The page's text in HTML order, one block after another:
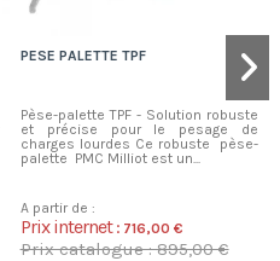
PESE PALETTE TPF
Pèse-palette TPF - Solution robuste
et précise pour le pesage de
charges lourdes Ce robuste pèse-
palette PMC Milliot est un...
A partir de :
Prix internet : 716,00 €
Prix catalogue : 895,00 €